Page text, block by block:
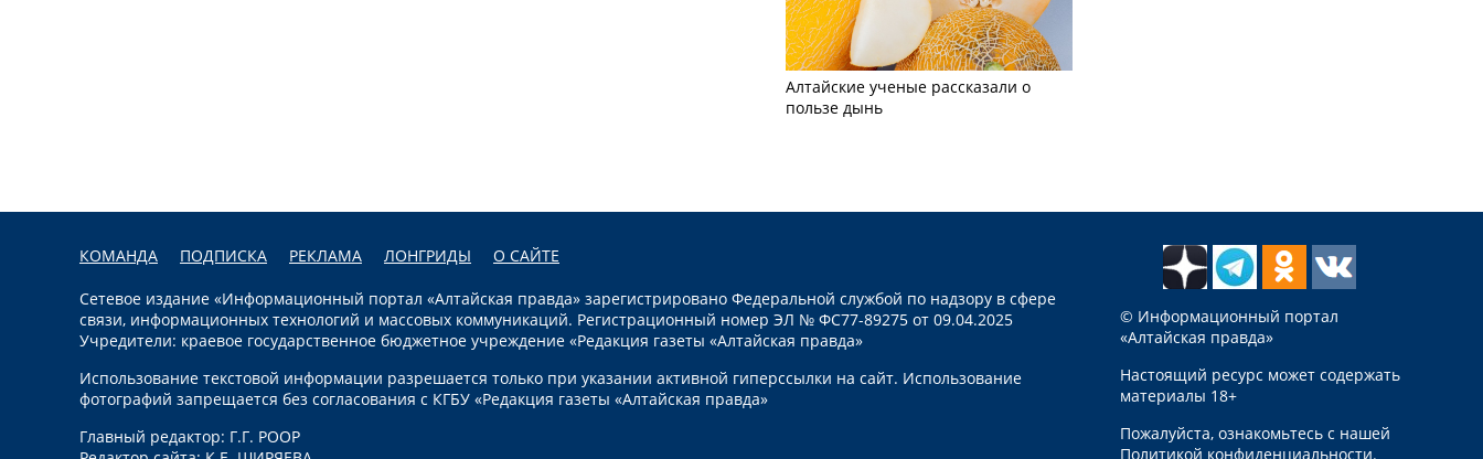
Алтайские ученые рассказали о
пользе дынь
КОМАНДА ПОДПИСКА РЕКЛАМА ЛОНГРИДЫ О САЙТЕ
Сетевое издание «Информационный портал «Алтайская правда» зарегистрировано Федеральной службой по надзору в сфере
связи, информационных технологий и массовых коммуникаций. Регистрационный номер ЭЛ № ФС77-89275 от 09.04.2025
Учредители: краевое государственное бюджетное учреждение «Редакция газеты «Алтайская правда»
Использование текстовой информации разрешается только при указании активной гиперссылки на сайт. Использование
фотографий запрещается без согласования с КГБУ «Редакция газеты «Алтайская правда»
Главный редактор: Г.Г. РООР
© Информационный портал
«Алтайская правда»
Настоящий ресурс может содержать
материалы 18+
Пожалуйста, ознакомьтесь с нашей
Политикой конфиденциальности.